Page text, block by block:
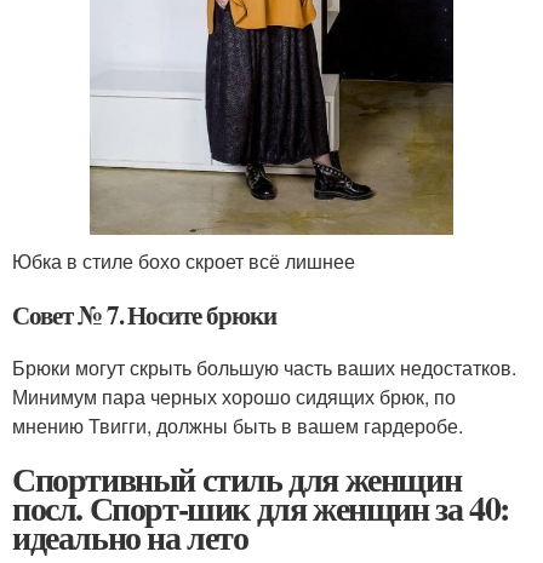
Юбка в стиле бохо скроет всё лишнее
Совет № 7. Носите брюки
Брюки могут скрыть большую часть ваших недостатков.
Минимум пара черных хорошо сидящих брюк, по
мнению Твигги, должны быть в вашем гардеробе.
Спортивный стиль для женщин
посл. Спорт-шик для женщин за 40:
идеально на лето